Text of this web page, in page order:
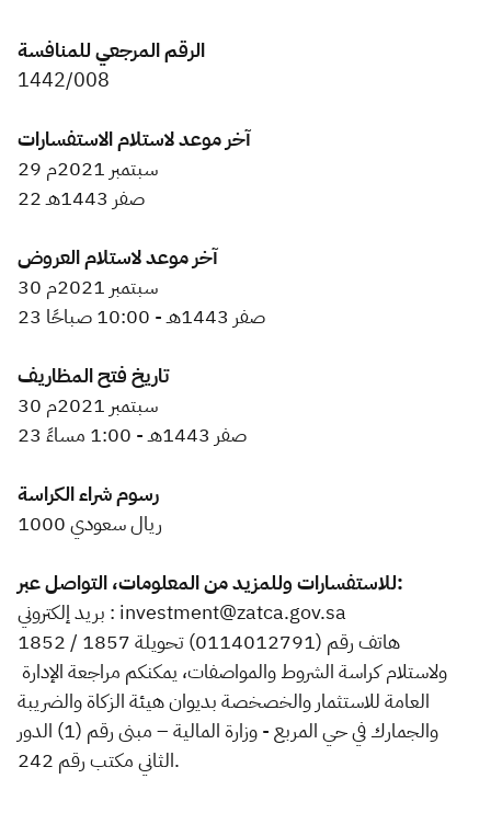
الرقم المرجعي للمنافسة
1442/008​
آخر موعد لاستلام الاستفسارات
29 سبتمبر 2021م
22 صفر 1443هـ
آخر موعد لاستلام العروض
30 سبتمبر 2021م
23 صفر 1443هـ - 10:00 صباحًا
تاريخ فتح المظاريف
30 سبتمبر 2021م
23 صفر 1443هـ - 1:00 مساءً
1000 ريال سعودي
للاستفسارات وللمزيد من المعلومات، التواصل عبر:
بريد إلكتروني : investment@zatca.gov.sa
هاتف رقم (0114012791) تحويلة 1857 / 1852
العامة للاستثمار والخصخصة بديوان هيئة الزكاة والضريبة
والجمارك في حي المربع - وزارة المالية – مبنى رقم (1) الدور
الثاني مكتب رقم 242.